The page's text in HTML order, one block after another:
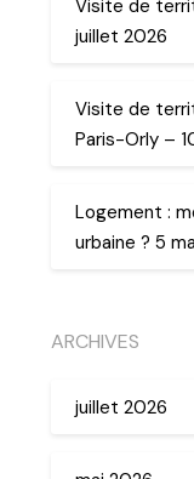
Visite de
juillet 2026
Visite de
Paris-Orly –
Logement :
urbaine ? 5
ARCHIVES
juillet 2026